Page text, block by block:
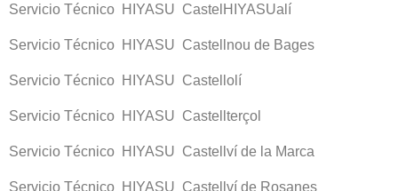
Servicio Técnico HIYASU CastelHIYASUalí
Servicio Técnico HIYASU Castellnou de Bages
Servicio Técnico HIYASU Castellolí
Servicio Técnico HIYASU Castellterçol
Servicio Técnico HIYASU Castellví de la Marca
Servicio Técnico HIYASU Castellví de Rosanes